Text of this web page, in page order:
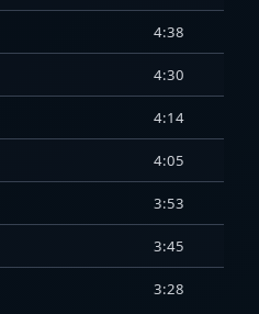
4:38
4:30
4:14
4:05
3:53
3:45
3:28